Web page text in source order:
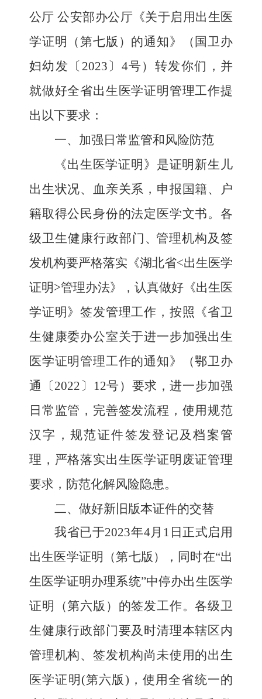
公厅 公安部办公厅《关于启用出生医
学证明（第七版）的通知》（国卫办
妇幼发〔2023〕4号）转发你们，并
就做好全省出生医学证明管理工作提
出以下要求：
一、加强日常监管和风险防范
《出生医学证明》是证明新生儿
出生状况、血亲关系，申报国籍、户
籍取得公民身份的法定医学文书。各
级卫生健康行政部门 、 管理机构及签
发机构要严格落实《湖北省<出生医学
证明>管理办法》， 认真做好《出生医
学证明》签发管理工作，按照 《省卫
生健康委办公室关于进一步加强出生
医学证明管理工作的通知》（鄂卫办
通〔2022〕12号）要求，进一步加强
日常监管，完善签发流程，使用规范
汉字，规范证件签发登记及档案管
理，严格落实出生医学证明废证管理
要求，防范化解风险隐患。
二、做好新旧版本证件的交替
我省已于2023年4月1日正式启用
出生医学证明（第七版），同时在“出
生医学证明办理系统”中停办出生医学
证明（第六版）的签发工作。各级卫
生健康行政部门要及时清理本辖区内
管理机构、签发机构尚未使用的出生
医学证明(第六版)，使用全省统一的